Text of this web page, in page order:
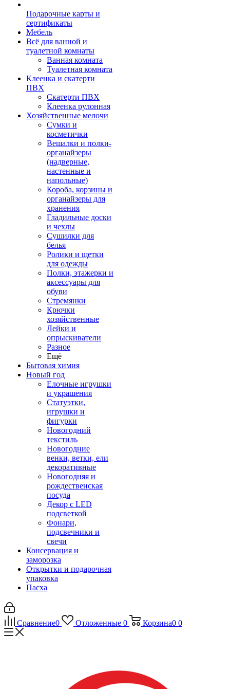
Подарочные карты и
сертификаты
Мебель
Всё для ванной и
туалетной комнаты
Ванная комната
Туалетная комната
Клеенка и скатерти
ПВХ
Скатерти ПВХ
Клеенка рулонная
Хозяйственные мелочи
Сумки и
косметички
Вешалки и полки-
органайзеры
(надверные,
настенные и
напольные)
Короба, корзины и
органайзеры для
хранения
Гладильные доски
и чехлы
Сушилки для
белья
Ролики и щетки
для одежды
Полки, этажерки и
аксессуары для
обуви
Стремянки
Крючки
хозяйственные
Лейки и
опрыскиватели
Разное
Ещё
Бытовая химия
Новый год
Елочные игрушки
и украшения
Статуэтки,
игрушки и
фигурки
Новогодний
текстиль
Новогодние
венки, ветки, ели
декоративные
Новогодняя и
рождественская
посуда
Декор с LED
подсветкой
Фонари,
подсвечники и
свечи
Консервация и
заморозка
Открытки и подарочная
упаковка
Пасха
Сравнение0 Отложенные 0 Корзина0 0